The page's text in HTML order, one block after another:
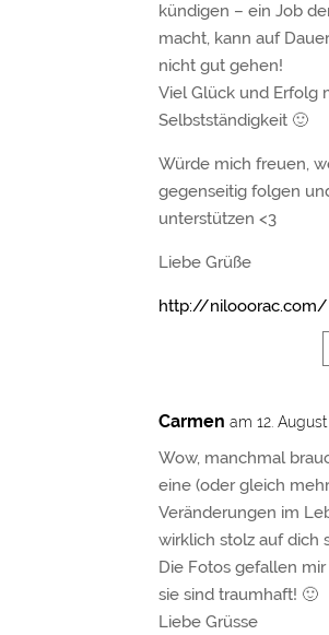
kündigen – ein Job
macht, kann auf
nicht gut gehen!
Viel Glück und Erfolg
Selbstständigkeit 🙂
Würde mich freuen,
gegenseitig folgen
unterstützen <3
Liebe Grüße
http://nilooorac.com/
Carmen am 12.
Wow, manchmal
eine (oder gleich
Veränderungen im
wirklich stolz auf dich
Die Fotos gefallen
sie sind traumhaft! 🙂
Liebe Grüsse